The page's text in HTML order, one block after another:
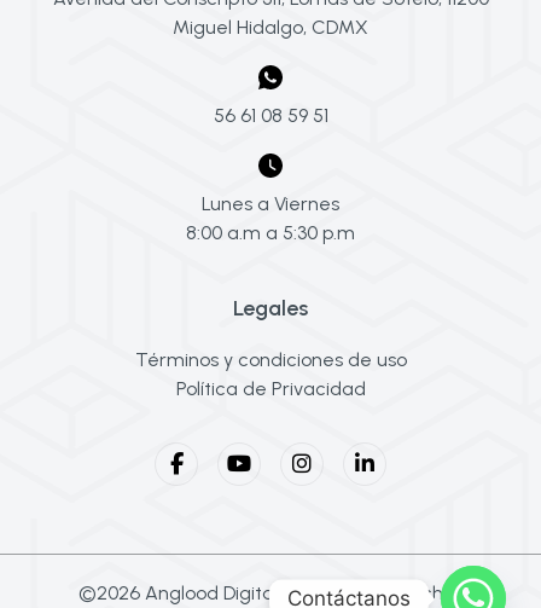
Miguel Hidalgo, CDMX
56 61 08 59 51
Lunes a Viernes
8:00 a.m a 5:30 p.m
Legales
Términos y condiciones de uso
Política de Privacidad
©2026 Anglood Digital® Todos los derechos
Contáctanos